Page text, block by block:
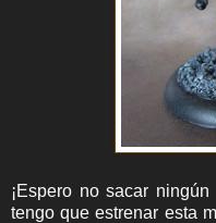
¡Espero no sacar
tengo que estrenar esta